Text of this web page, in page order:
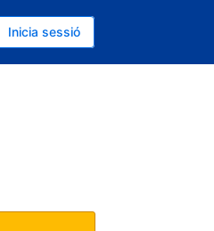
Inicia sessió